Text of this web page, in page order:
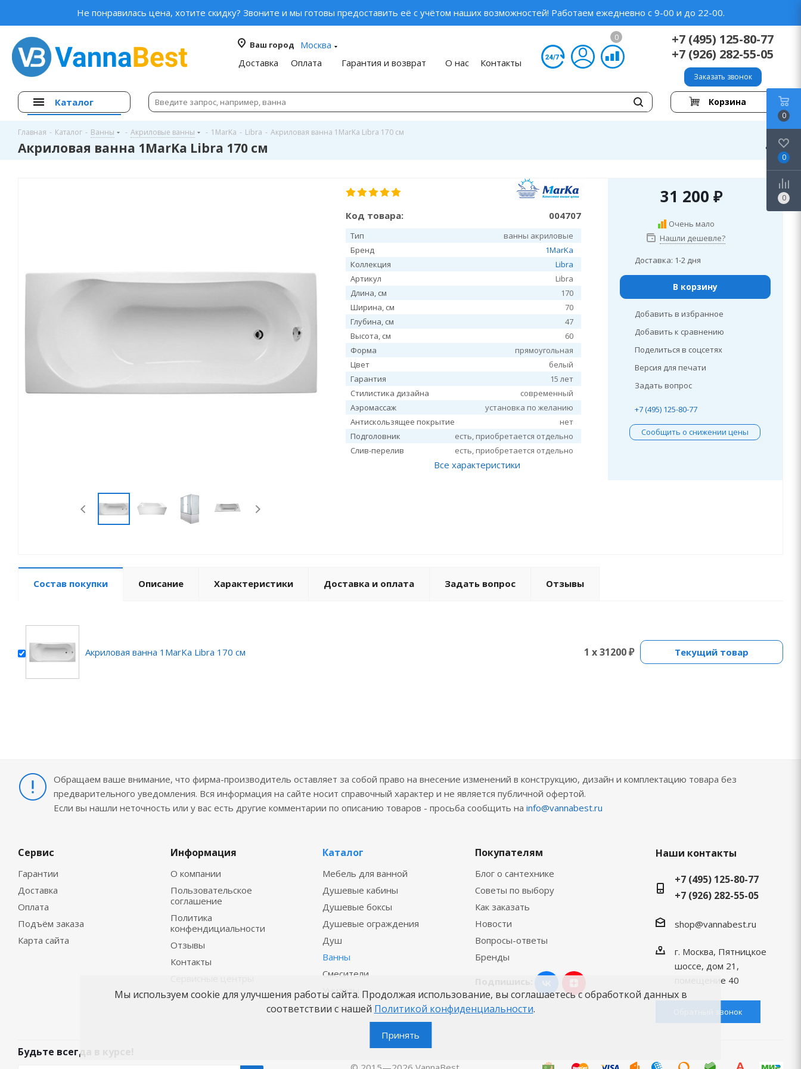
Не понравилась цена, хотите скидку? Звоните и мы готовы предоставить её с учётом наших возможностей! Работаем ежедневно с 9-00 и до 22-00.
Ваш город
Москва
Доставка
Оплата Гарантия и возврат О нас Контакты
0
+7 (495) 125-80-77
+7 (926) 282-55-05
Заказать звонок
Каталог Корзина
Главная - Каталог - Ванны - Акриловые ванны - 1MarKa - Libra - Акриловая ванна 1MarKa Libra 170 см
Акриловая ванна 1MarKa Libra 170 см
Код товара: 004707
Тип
ванны акриловые
Бренд
1MarKa
Коллекция
Libra
Артикул
Libra
Длина, см
170
Ширина, см
70
Глубина, см
47
Высота, см
60
Форма
прямоугольная
Цвет
белый
Гарантия
15 лет
Стилистика дизайна
современный
Аэромассаж
установка по желанию
Антискользящее покрытие
нет
Подголовник
есть, приобретается отдельно
Слив-перелив
есть, приобретается отдельно
Все характеристики
31 200 ₽
Очень мало
Нашли дешевле?
Доставка: 1-2 дня
В корзину
Добавить в избранное
Добавить к сравнению
Поделиться в соцсетях
Версия для печати
Задать вопрос
+7 (495) 125-80-77
Сообщить о снижении цены
Состав покупки Описание Характеристики Доставка и оплата Задать вопрос Отзывы
Акриловая ванна 1MarKa Libra 170 см 1 x 31200 ₽ Текущий товар
Обращаем ваше внимание, что фирма-производитель оставляет за собой право на внесение изменений в конструкцию, дизайн и комплектацию товара без
предварительного уведомления. Вся информация на сайте носит справочный характер и не является публичной офертой.
Если вы нашли неточность или у вас есть другие комментарии по описанию товаров - просьба сообщить на info@vannabest.ru
Сервис
Гарантии
Доставка
Оплата
Подъём заказа
Карта сайта
Информация
О компании
Пользовательское
соглашение
Политика
конфендициальности
Отзывы
Контакты
Каталог
Мебель для ванной
Душевые кабины
Душевые боксы
Душевые ограждения
Душ
Ванны
Смесители
Унитазы
Раковины
Покупателям
Блог о сантехнике
Советы по выбору
Как заказать
Новости
Вопросы-ответы
Бренды
Наши контакты
+7 (495) 125-80-77
+7 (926) 282-55-05
shop@vannabest.ru
г. Москва, Пятницкое
шоссе, дом 21,
помещение 40
Обратный звонок
Будьте всегда в курсе!
0
0
0
Мы используем cookie для улучшения работы сайта. Продолжая использование, вы соглашаетесь с обработкой данных в
соответствии с нашей Политикой конфиденциальности.
Принять